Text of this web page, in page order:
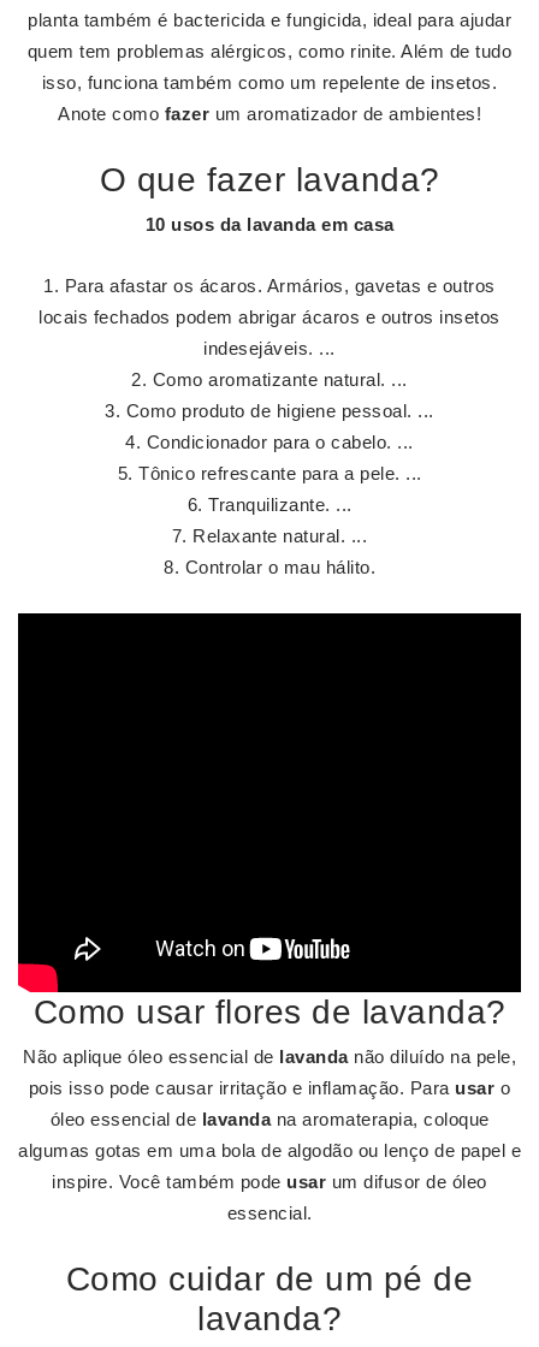
planta também é bactericida e fungicida, ideal para ajudar
quem tem problemas alérgicos, como rinite. Além de tudo
isso, funciona também como um repelente de insetos.
Anote como fazer um aromatizador de ambientes!
O que fazer lavanda?
10 usos da lavandaem casa
Para afastar os ácaros. Armários, gavetas e outros
locais fechados podem abrigar ácaros e outros insetos
indesejáveis. ...
Como aromatizante natural. ...
Como produto de higiene pessoal. ...
Condicionador para o cabelo. ...
Tônico refrescante para a pele. ...
Tranquilizante. ...
Relaxante natural. ...
Controlar o mau hálito.
Como usar flores de lavanda?
Não aplique óleo essencial de lavandanão diluído na pele,
pois isso pode causar irritação e inflamação. Para usar o
óleo essencial de lavandana aromaterapia, coloque
algumas gotas em uma bola de algodão ou lenço de papel e
inspire. Você também pode usar um difusor de óleo
essencial.
Como cuidar de um pé de
lavanda?